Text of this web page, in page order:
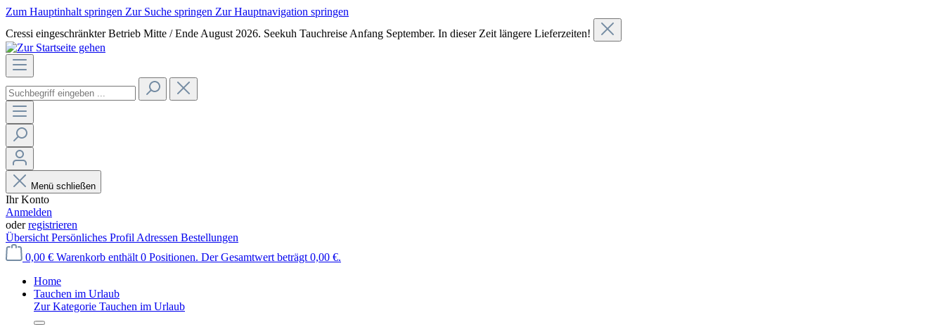
Zum Hauptinhalt springen Zur Suche springen Zur Hauptnavigation springen
Cressi eingeschränkter Betrieb Mitte / Ende August 2026. Seekuh Tauchreise Anfang September. In dieser Zeit längere Lieferzeiten!
Menü schließen
Ihr Konto
Anmelden
oderregistrieren
Übersicht Persönliches Profil Adressen Bestellungen
0,00 € Warenkorb enthält 0 Positionen. Der Gesamtwert beträgt 0,00 €.
Home
Tauchen im Urlaub
Zur Kategorie Tauchen im Urlaub